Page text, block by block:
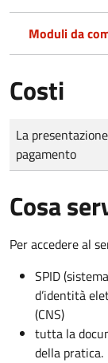
Moduli da
Costi
Tipo di pagamento
Importo
La
pagamento
Cosa
Per accedere al
SPID
d’identità
(CNS)
tutta la
della pratica.